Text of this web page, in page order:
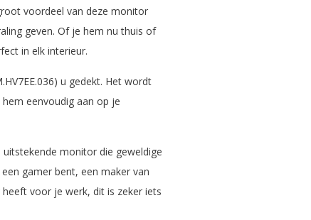
voordeel van deze monitor
geven. Of je hem nu thuis of
in elk interieur.
u gedekt. Het wordt
eenvoudig aan op je
uitstekende monitor die geweldige
gamer bent, een maker van
voor je werk, dit is zeker iets